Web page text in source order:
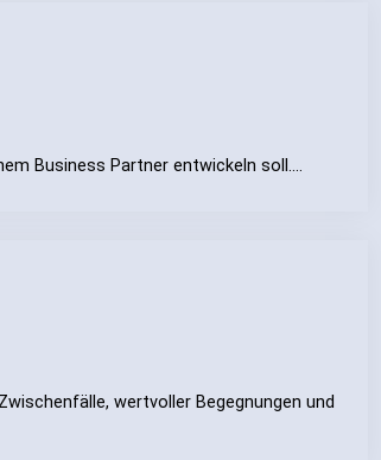
Business Partner entwickeln soll.…
wertvoller Begegnungen und